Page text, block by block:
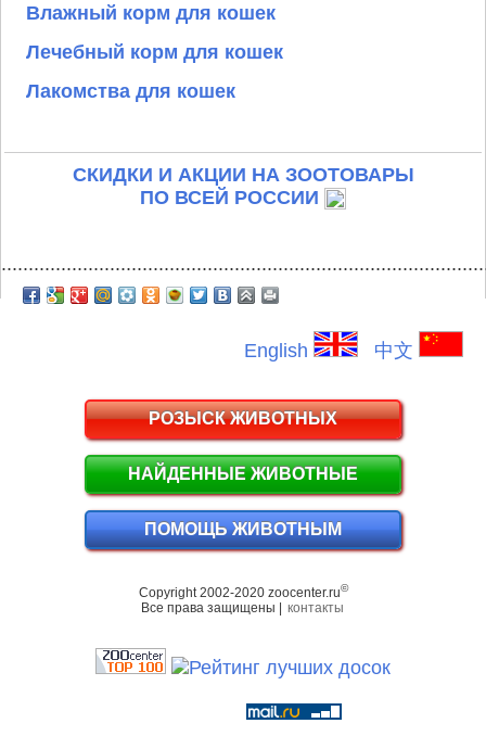
Влажный корм для кошек
Лечебный корм для кошек
Лакомства для кошек
СКИДКИ И АКЦИИ НА ЗООТОВАРЫ
ПО ВСЕЙ РОССИИ
English 中文
РОЗЫСК ЖИВОТНЫХ
НАЙДЕННЫЕ ЖИВОТНЫЕ
ПОМОЩЬ ЖИВОТНЫМ
Copyright 2002-2020 zoocenter.ru©
Все права защищены | контакты